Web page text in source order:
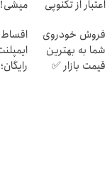
اعتبار از تکنوپی
فروش خودروی
شما به بهترین
قیمت بازار ✅